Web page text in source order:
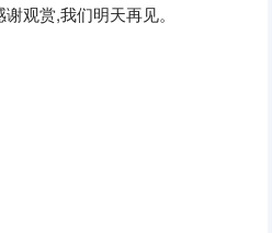
谢观赏,我们明天再见。